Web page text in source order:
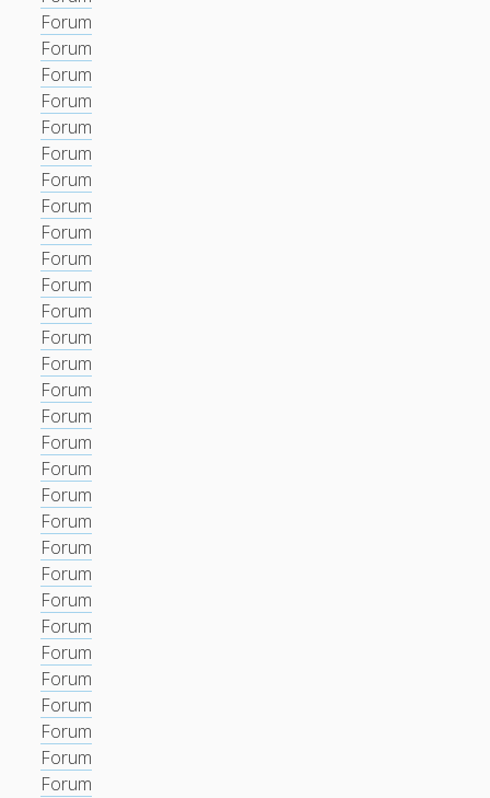
Forum
Forum
Forum
Forum
Forum
Forum
Forum
Forum
Forum
Forum
Forum
Forum
Forum
Forum
Forum
Forum
Forum
Forum
Forum
Forum
Forum
Forum
Forum
Forum
Forum
Forum
Forum
Forum
Forum
Forum